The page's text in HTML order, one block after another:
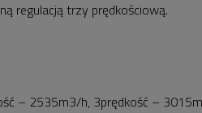
regulacją trzy prędkościową.
– 2535m3/h, 3prędkość –